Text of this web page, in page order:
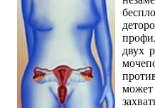
двух
может